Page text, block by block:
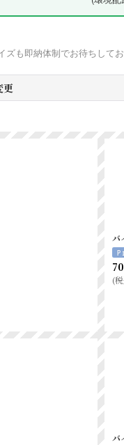
も即納体制でお待ちしてお
更
バ
(
バ